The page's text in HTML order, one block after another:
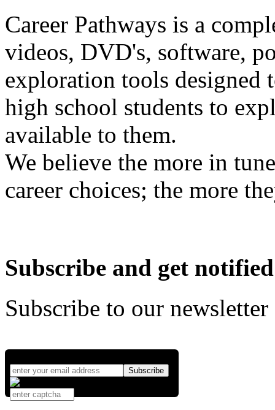
Career Pathways is a
videos, DVD's, software,
exploration tools designed
high school students to
available to them.
We believe the more in
career choices; the more
Subscribe and get notified
Subscribe to our